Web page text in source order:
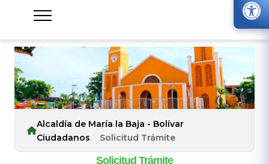
Alcaldía de María la Baja - Bolívar
Ciudadanos
Solicitud Trámite
Solicitud Trámite